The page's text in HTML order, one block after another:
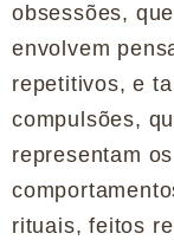
obsessões, que
envolvem
repetitivos, e
compulsões,
representam os
rituais, feitos